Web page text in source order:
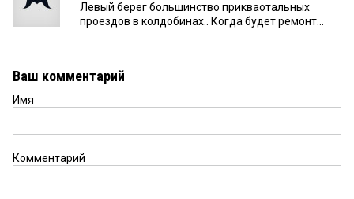
Левый берег большинство прикваотальных
проездов в колдобинах.. Когда будет ремонт...
Ваш комментарий
Имя
Комментарий